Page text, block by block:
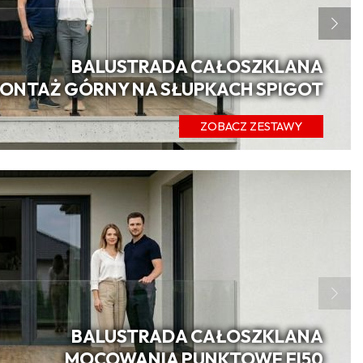
BALUSTRADA CAŁOSZKLANA
GÓRNY NA SŁUPKACH SPIGOT
ZOBACZ ZESTAWY
BALUSTRADA CAŁOSZKLANA